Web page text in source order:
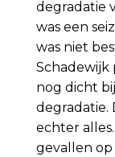
degradatie
was een
was niet
Schadewijk
nog dicht
degradatie.
echter
gevallen